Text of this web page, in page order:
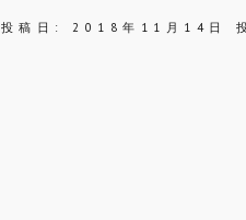
投稿日:2018年11月14日